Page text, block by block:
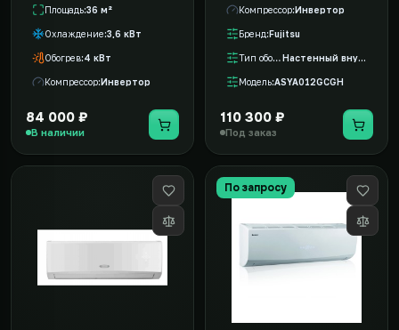
Площадь 36 м²
Охлаждение 3,6 кВт
Обогрев 4 кВт
Компрессор Инвертор
84 000 ₽
В наличии
Компрессор Инвертор
Бренд Fujitsu
Тип оборудования Настенный внутренний блок VRF
Модель ASYA012GCGH
110 300 ₽
Под заказ
По запросу